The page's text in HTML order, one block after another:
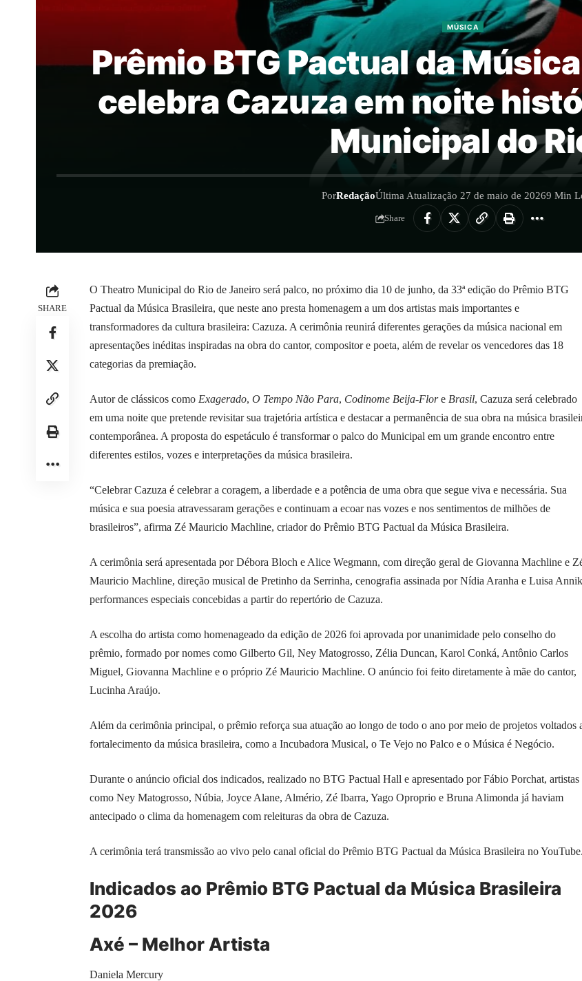
MÚSICA
Prêmio BTG Pactual da
celebra Cazuza em noite
Municipal do
PorRedaçãoÚltima Atualização 27 de maio de 20269 Min
Share
SHARE
O Theatro Municipal do Rio de Janeiro será palco, no próximo dia 10 de junho, da 33ª edição do Prêmio BTG
Pactual da Música Brasileira, que neste ano presta homenagem a um dos artistas mais importantes e
transformadores da cultura brasileira: Cazuza. A cerimônia reunirá diferentes gerações da música nacional em
apresentações inéditas inspiradas na obra do cantor, compositor e poeta, além de revelar os vencedores das 18
categorias da premiação.
Autor de clássicos como Exagerado, O Tempo Não Para, Codinome Beija-Flore Brasil, Cazuza será celebrado
em uma noite que pretende revisitar sua trajetória artística e destacar a permanência de sua obra na música
contemporânea. A proposta do espetáculo é transformar o palco do Municipal em um grande encontro entre
diferentes estilos, vozes e interpretações da música brasileira.
“Celebrar Cazuza é celebrar a coragem, a liberdade e a potência de uma obra que segue viva e necessária. Sua
música e sua poesia atravessaram gerações e continuam a ecoar nas vozes e nos sentimentos de milhões de
brasileiros”, afirma Zé Mauricio Machline, criador do Prêmio BTG Pactual da Música Brasileira.
A cerimônia será apresentada por Débora Bloch e Alice Wegmann, com direção geral de Giovanna Machline e
Mauricio Machline, direção musical de Pretinho da Serrinha, cenografia assinada por Nídia Aranha e Luisa
performances especiais concebidas a partir do repertório de Cazuza.
A escolha do artista como homenageado da edição de 2026 foi aprovada por unanimidade pelo conselho do
prêmio, formado por nomes como Gilberto Gil, Ney Matogrosso, Zélia Duncan, Karol Conká, Antônio Carlos
Miguel, Giovanna Machline e o próprio Zé Mauricio Machline. O anúncio foi feito diretamente à mãe do cantor,
Lucinha Araújo.
Além da cerimônia principal, o prêmio reforça sua atuação ao longo de todo o ano por meio de projetos voltados
fortalecimento da música brasileira, como a Incubadora Musical, o Te Vejo no Palco e o Música é Negócio.
Durante o anúncio oficial dos indicados, realizado no BTG Pactual Hall e apresentado por Fábio Porchat, artistas
como Ney Matogrosso, Núbia, Joyce Alane, Almério, Zé Ibarra, Yago Oproprio e Bruna Alimonda já haviam
antecipado o clima da homenagem com releituras da obra de Cazuza.
A cerimônia terá transmissão ao vivo pelo canal oficial do Prêmio BTG Pactual da Música Brasileira no YouTube.
Indicados ao Prêmio BTG Pactual da Música Brasileira
2026
Axé – Melhor Artista
Daniela Mercury